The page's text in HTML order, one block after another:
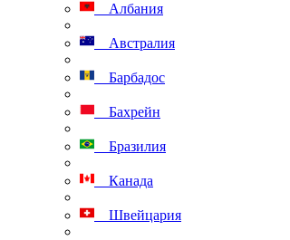
Албания
Австралия
Барбадос
Бахрейн
Бразилия
Канада
Швейцария